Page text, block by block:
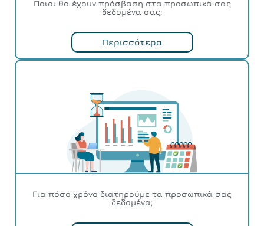
Ποιοι θα έχουν πρόσβαση στα προσωπικά σας
δεδομένα σας;
Περισσότερα
Για πόσο χρόνο διατηρούμε τα προσωπικά σας
δεδομένα;